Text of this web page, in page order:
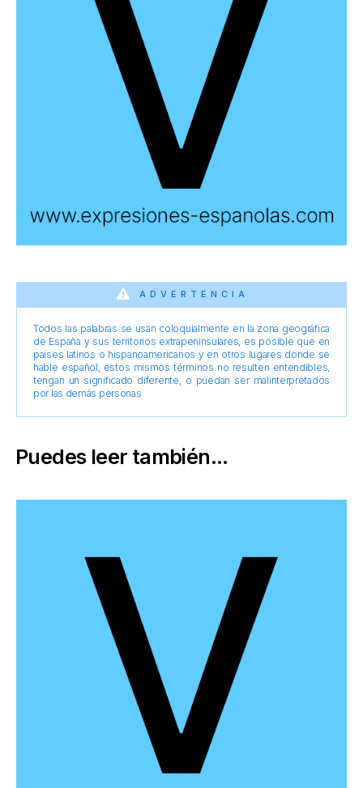
ADVERTENCIA
Todos las palabras se usan coloquialmente en la zona geográfica
de España y sus territorios extrapeninsulares, es posible que en
países latinos o hispanoamericanos y en otros lugares donde se
hable español, estos mismos términos no resulten entendibles,
tengan un significado diferente, o puedan ser malinterpretados
por las demás personas
Puedes leer también...